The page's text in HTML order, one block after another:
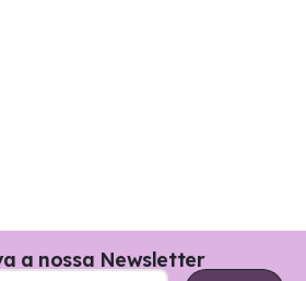
a nossa Newsletter